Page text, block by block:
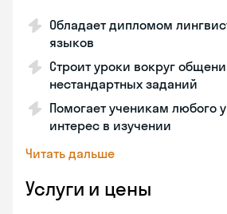
Обладает дипломом
языков
Строит уроки вокруг
нестандартных заданий
Помогает ученикам любого
интерес в изучении
Читать дальше
Услуги и цены